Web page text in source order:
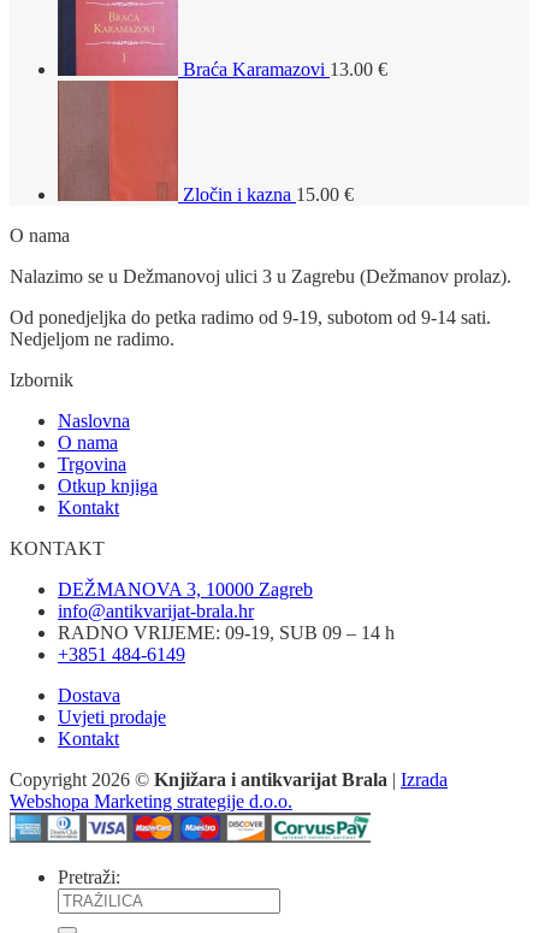
Braća Karamazovi 13.00 €
Zločin i kazna 15.00 €
O nama
Nalazimo se u Dežmanovoj ulici 3 u Zagrebu (Dežmanov prolaz).
Od ponedjeljka do petka radimo od 9-19, subotom od 9-14 sati.
Nedjeljom ne radimo.
Izbornik
Naslovna
O nama
Trgovina
Otkup knjiga
Kontakt
KONTAKT
DEŽMANOVA 3, 10000 Zagreb
info@antikvarijat-brala.hr
RADNO VRIJEME: 09-19, SUB 09 – 14 h
+3851 484-6149
Dostava
Uvjeti prodaje
Kontakt
Copyright 2026 © Knjižara i antikvarijat Brala | Izrada
Webshopa Marketing strategije d.o.o.
Pretraži: